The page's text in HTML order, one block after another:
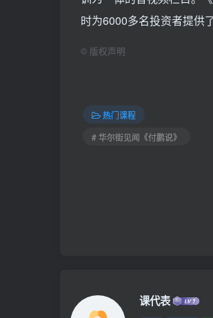
时为6000多名投资者提供
© 版权声明
热门课程
# 华尔街见闻《付鹏说》
课代表